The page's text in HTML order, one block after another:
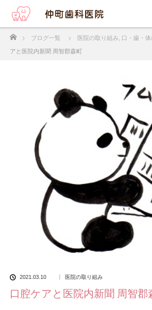
ブログ一覧 医院の取り組み, 口・歯・
アと医院内新聞 周智郡森町
2021.03.10 医院の取り組み
口腔ケアと医院内新聞 周智郡